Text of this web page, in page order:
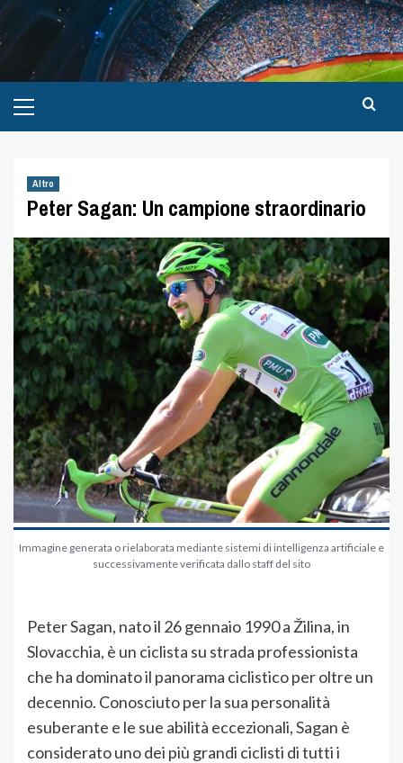
Altro
Peter Sagan: Un campione straordinario
Immagine generata o rielaborata mediante sistemi di intelligenza artificiale e
successivamente verificata dallo staff del sito
Peter Sagan, nato il 26 gennaio 1990 a Žilina, in
Slovacchia, è un ciclista su strada professionista
che ha dominato il panorama ciclistico per oltre un
decennio. Conosciuto per la sua personalità
esuberante e le sue abilità eccezionali, Sagan è
considerato uno dei più grandi ciclisti di tutti i